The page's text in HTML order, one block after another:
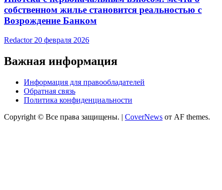
собственном жилье становится реальностью с
Возрождение Банком
Redactor 20 февраля 2026
Важная информация
Информация для правообладателей
Обратная связь
Политика конфиденциальности
Copyright © Все права защищены. | CoverNews от AF themes.